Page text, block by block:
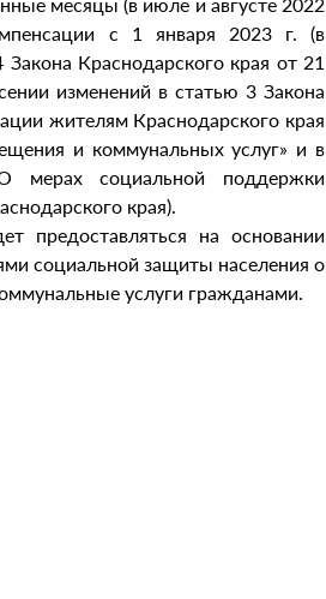
с 1 января 2023 г. (в
Краснодарского края от 21
изменений в статью 3 Закона
жителям Краснодарского края
и коммунальных услуг» и в
мерах социальной поддержки
края).
предоставляться на основании
социальной защиты населения о
услуги гражданами.